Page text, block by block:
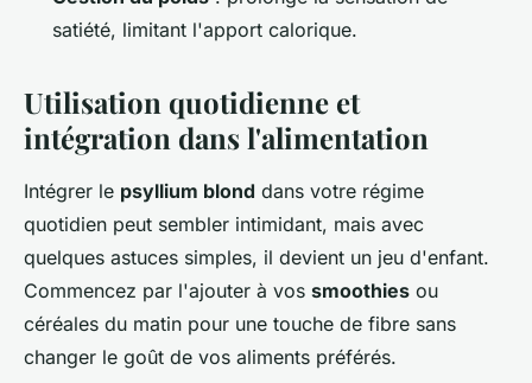
satiété, limitant l'apport calorique.
Utilisation quotidienne et
intégration dans l'alimentation
Intégrer le psyllium blond dans votre régime
quotidien peut sembler intimidant, mais avec
quelques astuces simples, il devient un jeu d'enfant.
Commencez par l'ajouter à vos smoothies ou
céréales du matin pour une touche de fibre sans
changer le goût de vos aliments préférés.